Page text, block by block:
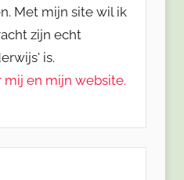
Met mijn site wil ik
zijn echt
is.
mij en mijn website.